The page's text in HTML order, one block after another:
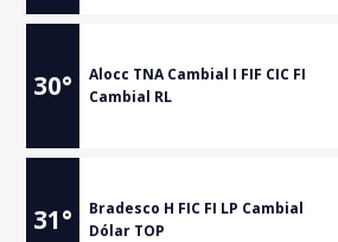
30°
Alocc TNA Cambial I FIF CIC FI
Cambial RL
31°
Bradesco H FIC FI LP Cambial
Dólar TOP